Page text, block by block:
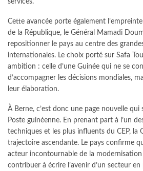
services.
Cette avancée porte également
de la République, le Général Mamadi
repositionner le pays au centre des
internationales. Le choix porté sur Safa
ambition : celle d’une Guinée qui ne se
d’accompagner les décisions mondiales,
leur élaboration.
À Berne, c’est donc une page nouvelle qui
Poste guinéenne. En prenant part à l’un
techniques et les plus influents du CEP, la
trajectoire ascendante. Le pays confirme
acteur incontournable de la
contribuer à écrire l’avenir d’un secteur